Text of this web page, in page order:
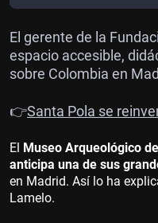
El gerente de la
espacio accesible,
sobre Colombia en
👉Santa Pola se
El Museo Arqueológico
anticipa una de sus
en Madrid. Así lo ha
Lamelo.